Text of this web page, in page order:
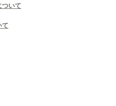
ついて
て